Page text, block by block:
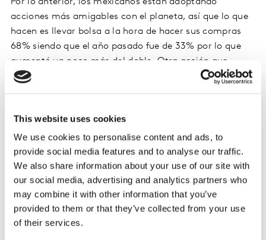
This website uses cookies
We use cookies to personalise content and ads, to
provide social media features and to analyse our traffic.
We also share information about your use of our site with
our social media, advertising and analytics partners who
may combine it with other information that you’ve
provided to them or that they’ve collected from your use
of their services.
acciones más amigables con el planeta, así que lo que
hacen es llevar bolsa a la hora de hacer sus compras
68% siendo que el año pasado fue de 33% por lo que
aumentó un poco más del doble. Otra acción que
incrementó de 44% a 64% fue el uso de botellas
que eligen bolsa de papel cuando van al super de 19% a
57%, así como los usan un termo para las bebidas
calientes, 17% a 50%.
“Como vemos en México están cambiando los hábitos
para cuidar el medio ambiente, se puede decir que hay
más conciencia respecto a esto y aunque en otros
países están muy avanzados con otro tipo de acciones